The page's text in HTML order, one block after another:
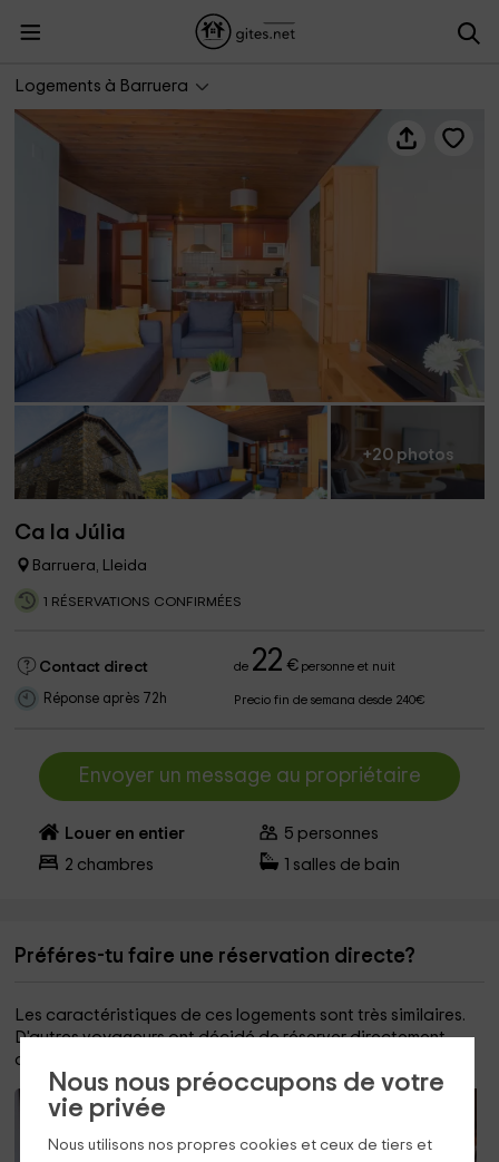
Nous nous préoccupons de votre
vie privée
Nous utilisons nos propres cookies et ceux de tiers et
Logements à Barruera
+20 photos
Ca la Júlia
Barruera, Lleida
1 RÉSERVATIONS CONFIRMÉES
Contact direct de 22 €personne et nuit
Réponse après 72h Precio fin de semana desde 240€
Envoyer un message au propriétaire
Louer en entier 5 personnes
2 chambres salles de bain
Préféres-tu faire une réservation directe?
Les caractéristiques de ces logements sont très similaires.
D'autres voyageurs ont décidé de réserver directement
avec eux.
Seul 16€ plus!